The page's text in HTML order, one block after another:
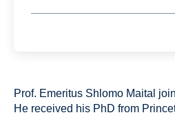
Prof. Emeritus Shlomo Maital
He received his PhD from